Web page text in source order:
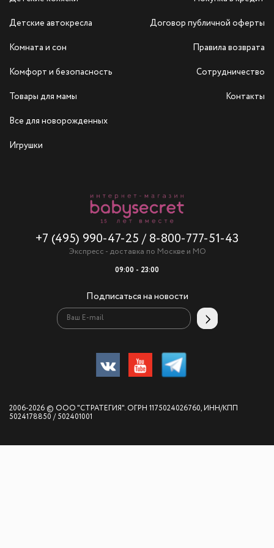
Детские автокресла
Комната и сон
Комфорт и безопасность
Товары для мамы
Все для новорожденных
Игрушки
+7 (495) 990-47-25 / 8-800-777-51-43
Экспресс - доставка по Москве и МО
09:00 - 23:00
Подписаться на новости
Договор публичной оферты
Правила возврата
Сотрудничество
Контакты
2006-2026 © ООО "СТРАТЕГИЯ". ОГРН 1175024026760, ИНН/КПП
5024178850 / 502401001